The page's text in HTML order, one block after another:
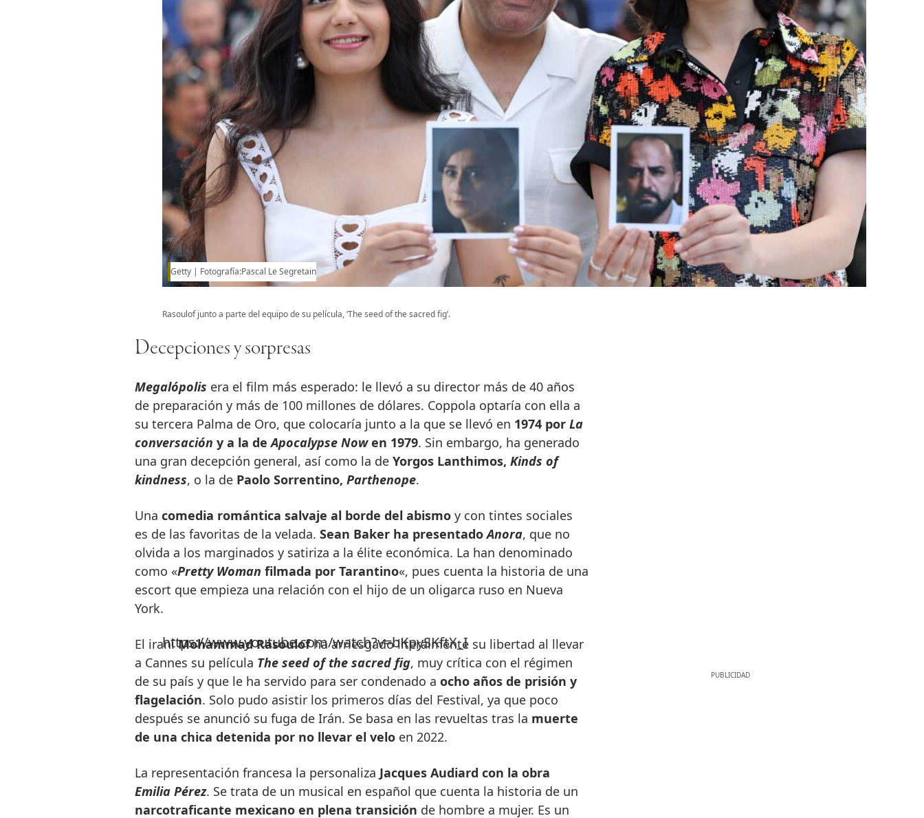
Getty Fotografía:Pascal Le Segretain
Rasoulof junto a parte del equipo de su película, ‘The seed of the sacred fig’.
Decepciones y sorpresas
Megalópolis era el film más esperado: le llevó a su director más de 40 años
de preparación y más de 100 millones de dólares. Coppola optaría con ella a
su tercera Palma de Oro, que colocaría junto a la que se llevó en 1974 por La
conversación y a la deApocalypse Nowen 1979. Sin embargo, ha generado
una gran decepción general, así como la de Yorgos Lanthimos, Kinds of
kindness, o la de Paolo Sorrentino, Parthenope.
Una comedia romántica salvaje al borde del abismoy con tintes sociales
es de las favoritas de la velada. Sean Baker ha presentadoAnora, que no
olvida a los marginados y satiriza a la élite económica. La han denominado
como «Pretty Woman filmada por Tarantino«, pues cuenta la historia de una
escort que empieza una relación con el hijo de un oligarca ruso en Nueva
York.
https://www.youtube.com/watch?v=bKpySKftX_I
El iraníMohammad Rasoulofha arriesgado literalmente su libertad al llevar
a Cannes su película The seed of the sacred fig, muy crítica con el régimen
de su país y que le ha servido para ser condenado a ocho años de prisión y
flagelación. Solo pudo asistir los primeros días del Festival, ya que poco
después se anunció su fuga de Irán. Se basa en las revueltas tras la muerte
de una chica detenida por no llevar el veloen 2022.
La representación francesa la personaliza Jacques Audiard con la obra
Emilia Pérez. Se trata de un musical en español que cuenta la historia de un
narcotraficante mexicano en plena transición de hombre a mujer. Es un